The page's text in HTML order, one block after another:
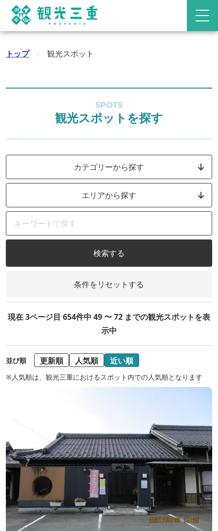
トップ › 観光スポット
SPOTS
観光スポットを探す
カテゴリーから探す
エリアから探す
検索する
条件をリセットする
現在 3ページ目 654件中 49 〜 72 までの観光スポットを表
示中
並び順 更新順 人気順 近い順
※人気順は、観光三重におけるスポット内での人気順となります